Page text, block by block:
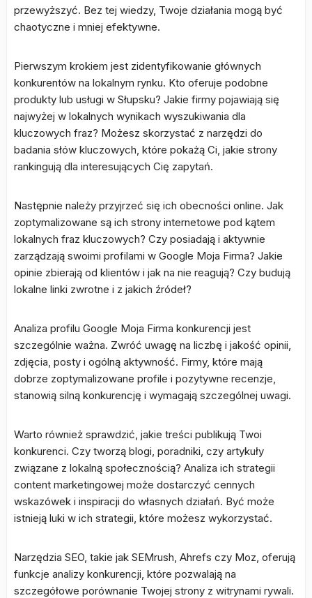
przewyższyć. Bez tej wiedzy, Twoje działania mogą być
chaotyczne i mniej efektywne.
Pierwszym krokiem jest zidentyfikowanie głównych
konkurentów na lokalnym rynku. Kto oferuje podobne
produkty lub usługi w Słupsku? Jakie firmy pojawiają się
najwyżej w lokalnych wynikach wyszukiwania dla
kluczowych fraz? Możesz skorzystać z narzędzi do
badania słów kluczowych, które pokażą Ci, jakie strony
rankingują dla interesujących Cię zapytań.
Następnie należy przyjrzeć się ich obecności online. Jak
zoptymalizowane są ich strony internetowe pod kątem
lokalnych fraz kluczowych? Czy posiadają i aktywnie
zarządzają swoimi profilami w Google Moja Firma? Jakie
opinie zbierają od klientów i jak na nie reagują? Czy budują
lokalne linki zwrotne i z jakich źródeł?
Analiza profilu Google Moja Firma konkurencji jest
szczególnie ważna. Zwróć uwagę na liczbę i jakość opinii,
zdjęcia, posty i ogólną aktywność. Firmy, które mają
dobrze zoptymalizowane profile i pozytywne recenzje,
stanowią silną konkurencję i wymagają szczególnej uwagi.
Warto również sprawdzić, jakie treści publikują Twoi
konkurenci. Czy tworzą blogi, poradniki, czy artykuły
związane z lokalną społecznością? Analiza ich strategii
content marketingowej może dostarczyć cennych
wskazówek i inspiracji do własnych działań. Być może
istnieją luki w ich strategii, które możesz wykorzystać.
Narzędzia SEO, takie jak SEMrush, Ahrefs czy Moz, oferują
funkcje analizy konkurencji, które pozwalają na
szczegółowe porównanie Twojej strony z witrynami rywali.